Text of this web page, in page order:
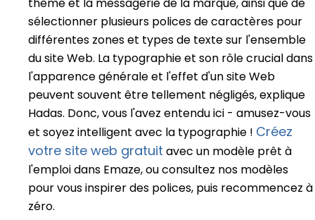
sélectionner plusieurs polices de caractères pour
différentes zones et types de texte sur l'ensemble
du site Web. La typographie et son rôle crucial dans
l'apparence générale et l'effet d'un site Web
peuvent souvent être tellement négligés, explique
Hadas. Donc, vous l'avez entendu ici - amusez-vous
et soyez intelligent avec la typographie ! Créez
votre site web gratuit avec un modèle prêt à
l'emploi dans Emaze, ou consultez nos modèles
pour vous inspirer des polices, puis recommencez à
zéro.